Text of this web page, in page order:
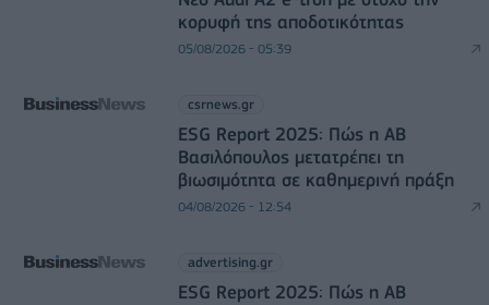
κορυφή της αποδοτικότητας
05/08/2026 - 05:39
csrnews.gr
ESG Report 2025: Πώς η ΑΒ
Βασιλόπουλος μετατρέπει τη
βιωσιμότητα σε καθημερινή πράξη
04/08/2026 - 12:54
advertising.gr
ESG Report 2025: Πώς η ΑΒ